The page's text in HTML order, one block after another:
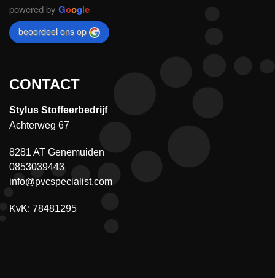
powered by Google
beoordeel ons op
CONTACT
Stylus Stoffeerbedrijf
Achterweg 67
8281 AT Genemuiden
0853039443
info@pvcspecialist.com
KvK: 78481295